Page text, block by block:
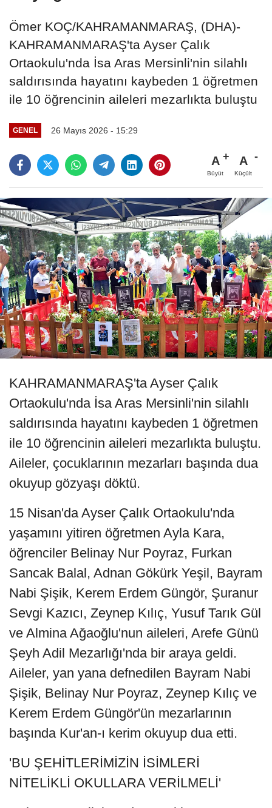
Ömer KOÇ/KAHRAMANMARAŞ, (DHA)-
KAHRAMANMARAŞ'ta Ayser Çalık
Ortaokulu'nda İsa Aras Mersinli'nin silahlı
saldırısında hayatını kaybeden 1 öğretmen
ile 10 öğrencinin aileleri mezarlıkta buluştu
GENEL 26 Mayıs 2026 - 15:29
A
Büyüt
A
Küçült
KAHRAMANMARAŞ'ta Ayser Çalık
Ortaokulu'nda İsa Aras Mersinli'nin silahlı
saldırısında hayatını kaybeden 1 öğretmen
ile 10 öğrencinin aileleri mezarlıkta buluştu.
Aileler, çocuklarının mezarları başında dua
okuyup gözyaşı döktü.
15 Nisan'da Ayser Çalık Ortaokulu'nda
yaşamını yitiren öğretmen Ayla Kara,
öğrenciler Belinay Nur Poyraz, Furkan
Sancak Balal, Adnan Gökürk Yeşil, Bayram
Nabi Şişik, Kerem Erdem Güngör, Şuranur
Sevgi Kazıcı, Zeynep Kılıç, Yusuf Tarık Gül
ve Almina Ağaoğlu'nun aileleri, Arefe Günü
Şeyh Adil Mezarlığı'nda bir araya geldi.
Aileler, yan yana defnedilen Bayram Nabi
Şişik, Belinay Nur Poyraz, Zeynep Kılıç ve
Kerem Erdem Güngör'ün mezarlarının
başında Kur'an-ı kerim okuyup dua etti.
'BU ŞEHİTLERİMİZİN İSİMLERİ
NİTELİKLİ OKULLARA VERİLMELİ'